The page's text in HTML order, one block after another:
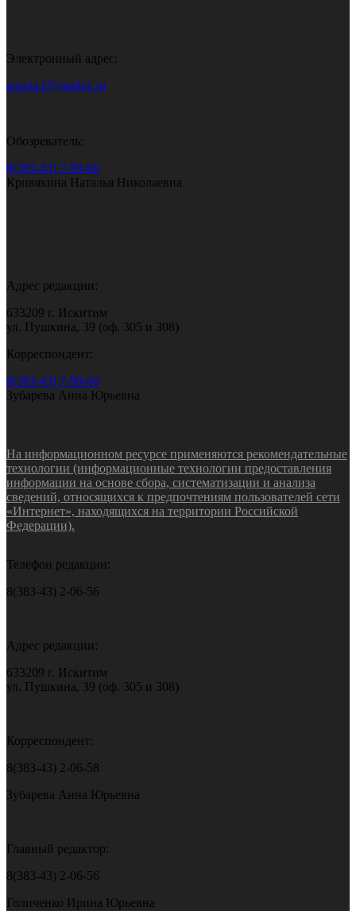
Электронный адрес:
gazeta.i@yandex.ru
Обозреватель:
8(383-43) 7-90-60
Кривякина Наталья Николаевна
Адрес редакции:
633209 г. Искитим
ул. Пушкина, 39 (оф. 305 и 308)
Корреспондент:
8(383-43) 7-90-60
Зубарева Анна Юрьевна
На информационном ресурсе применяются рекомендательные
технологии (информационные технологии предоставления
информации на основе сбора, систематизации и анализа
сведений, относящихся к предпочтениям пользователей сети
«Интернет», находящихся на территории Российской
Федерации).
Телефон редакции:
8(383-43) 2-06-56
Адрес редакции:
633209 г. Искитим
ул. Пушкина, 39 (оф. 305 и 308)
Корреспондент:
8(383-43) 2-06-58
Зубарева Анна Юрьевна
Главный редактор:
8(383-43) 2-06-56
Голиченко Ирина Юрьевна